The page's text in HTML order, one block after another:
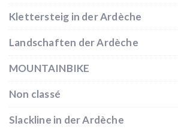
Klettersteig in der Ardèche
Landschaften der Ardèche
MOUNTAINBIKE
Non classé
Slackline in der Ardèche